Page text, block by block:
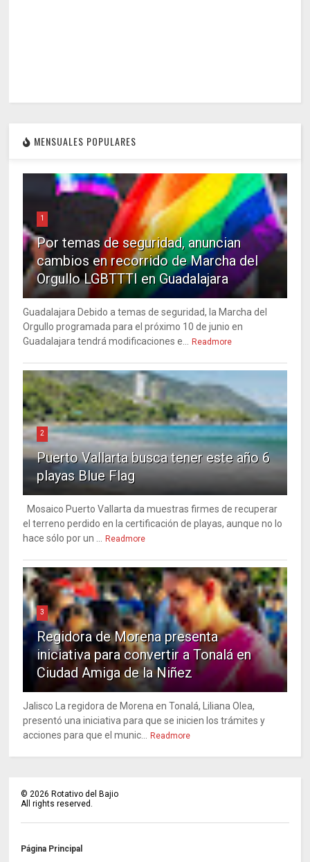
MENSUALES POPULARES
1
Por temas de seguridad, anuncian
cambios en recorrido de Marcha del
Orgullo LGBTTTI en Guadalajara
Guadalajara Debido a temas de seguridad, la Marcha del
Orgullo programada para el próximo 10 de junio en
Guadalajara tendrá modificaciones e...
Readmore
2
Puerto Vallarta busca tener este año 6
playas Blue Flag
Mosaico Puerto Vallarta da muestras firmes de recuperar
el terreno perdido en la certificación de playas, aunque no lo
hace sólo por un ...
Readmore
3
Regidora de Morena presenta
iniciativa para convertir a Tonalá en
Ciudad Amiga de la Niñez
Jalisco La regidora de Morena en Tonalá, Liliana Olea,
presentó una iniciativa para que se inicien los trámites y
acciones para que el munic...
Readmore
©2026 Rotativo del Bajio
All rights reserved.
Página Principal